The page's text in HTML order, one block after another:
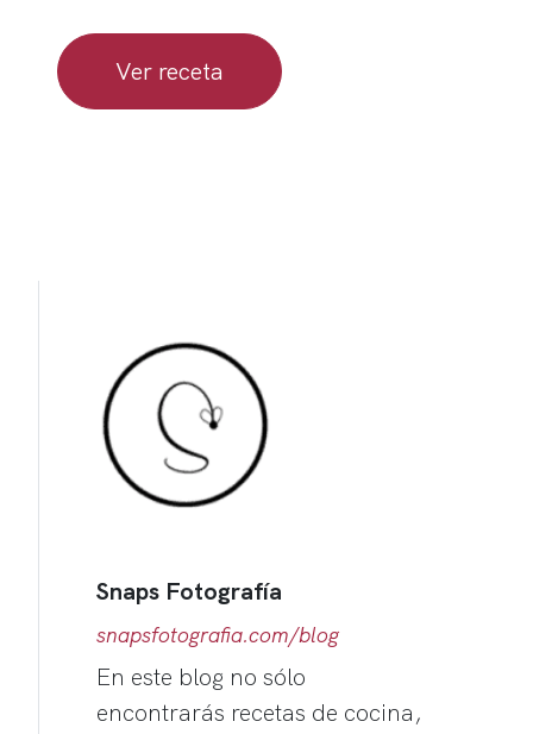
Ver receta
Snaps Fotografía
snapsfotografia.com/blog
En este blog no sólo
encontrarás recetas de cocina,